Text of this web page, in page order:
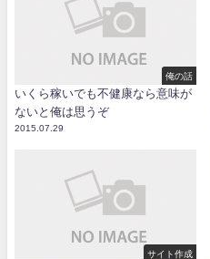
俺の話
いくら稼いでも不健康なら意味が
ないと俺は思うぞ
2015.07.29
サイト作成